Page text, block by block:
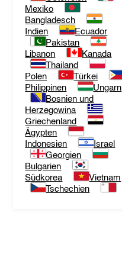
Mexiko
Bangladesch
Indien
Ecuador
Pakistan
Libanon
Kanada
Thailand
Polen
Türkei
Philippinen
Ungarn
Bosnien und
Herzegowina
Griechenland
Ägypten
Indonesien
Israel
Georgien
Bulgarien
Südkorea
Vietnam
Tschechien